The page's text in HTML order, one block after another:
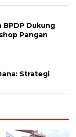
BPDP Dukung
Pangan
Strategi